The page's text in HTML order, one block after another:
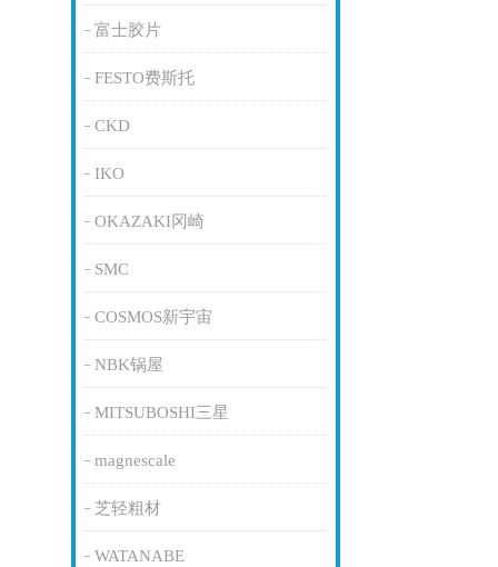
富士胶片
FESTO费斯托
CKD
IKO
OKAZAKI冈崎
SMC
COSMOS新宇宙
NBK锅屋
MITSUBOSHI三星
magnescale
芝轻粗材
WATANABE